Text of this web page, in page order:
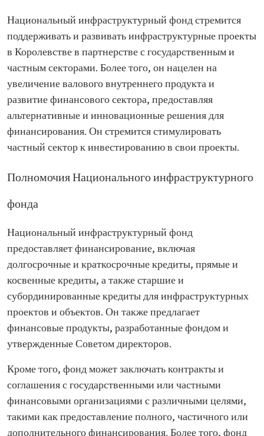
Национальный инфраструктурный фонд стремится
поддерживать и развивать инфраструктурные проекты
в Королевстве в партнерстве с государственным и
частным секторами. Более того, он нацелен на
увеличение валового внутреннего продукта и
развитие финансового сектора, предоставляя
альтернативные и инновационные решения для
финансирования. Он стремится стимулировать
частный сектор к инвестированию в свои проекты.
Полномочия Национального инфраструктурного
фонда
Национальный инфраструктурный фонд
предоставляет финансирование, включая
долгосрочные и краткосрочные кредиты, прямые и
косвенные кредиты, а также старшие и
субординированные кредиты для инфраструктурных
проектов и объектов. Он также предлагает
финансовые продукты, разработанные фондом и
утвержденные Советом директоров.
Кроме того, фонд может заключать контракты и
соглашения с государственными или частными
финансовыми организациями с различными целями,
такими как предоставление полного, частичного или
дополнительного финансирования. Более того, фонд